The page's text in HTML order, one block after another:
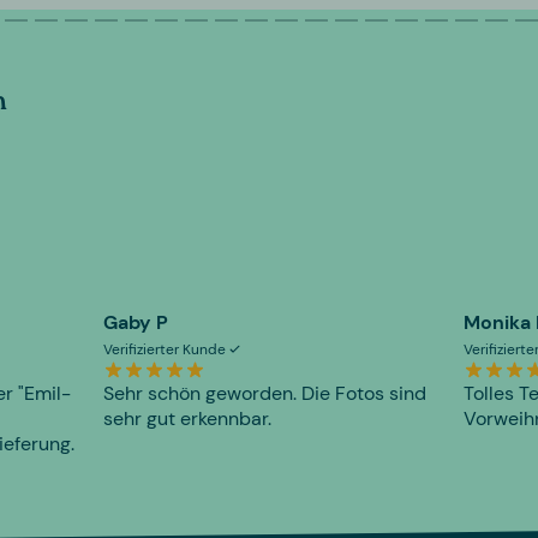
"Emil-
Gaby P
Verifizierter Kunde
Sehr schön geworden. Die Fotos sind
sehr gut erkennbar.
Monika
Tolles